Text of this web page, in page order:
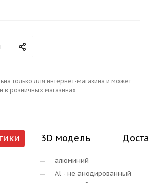
только для интернет-магазина и может
в розничных магазинах
3D модель
алюминий
Al - не анодированный